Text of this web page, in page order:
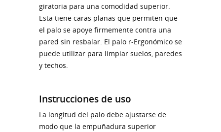
giratoria para una comodidad superior.
Esta tiene caras planas que permiten que
el palo se apoye firmemente contra una
pared sin resbalar. El palo r-Ergonómico se
puede utilizar para limpiar suelos, paredes
y techos.
Instrucciones de uso
La longitud del palo debe ajustarse de
modo que la empuñadura superior